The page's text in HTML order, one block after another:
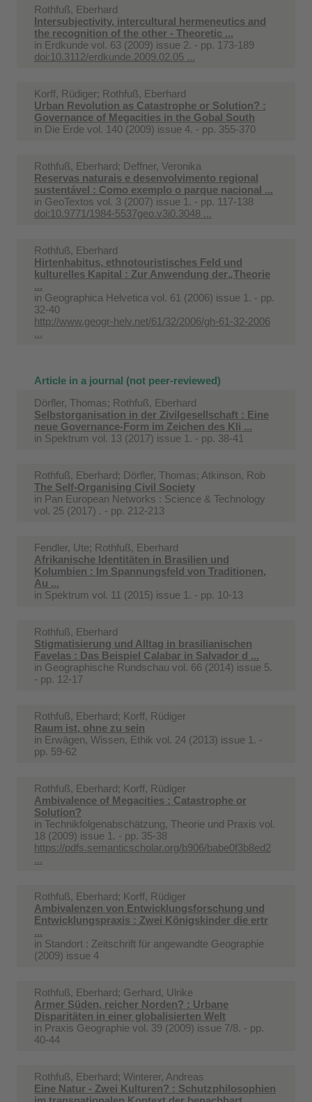
Rothfuß, Eberhard
Intersubjectivity, intercultural hermeneutics and
the recognition of the other - Theoretic ...
in Erdkunde vol. 63 (2009) issue 2. - pp. 173-189
doi:10.3112/erdkunde.2009.02.05 ...
Korff, Rüdiger; Rothfuß, Eberhard
Urban Revolution as Catastrophe or Solution? :
Governance of Megacities in the Gobal South
in Die Erde vol. 140 (2009) issue 4. - pp. 355-370
Rothfuß, Eberhard; Deffner, Veronika
Reservas naturais e desenvolvimento regional
sustentável : Como exemplo o parque nacional ...
in GeoTextos vol. 3 (2007) issue 1. - pp. 117-138
doi:10.9771/1984-5537geo.v3i0.3048 ...
Rothfuß, Eberhard
Hirtenhabitus, ethnotouristisches Feld und
kulturelles Kapital : Zur Anwendung der„Theorie
...
in Geographica Helvetica vol. 61 (2006) issue 1. - pp.
32-40
http://www.geogr-helv.net/61/32/2006/gh-61-32-2006
...
Article in a journal (not peer-reviewed)
Dörfler, Thomas; Rothfuß, Eberhard
Selbstorganisation in der Zivilgesellschaft : Eine
neue Governance-Form im Zeichen des Kli ...
in Spektrum vol. 13 (2017) issue 1. - pp. 38-41
Rothfuß, Eberhard; Dörfler, Thomas; Atkinson, Rob
The Self-Organising Civil Society
in Pan European Networks : Science & Technology
vol. 25 (2017) . - pp. 212-213
Fendler, Ute; Rothfuß, Eberhard
Afrikanische Identitäten in Brasilien und
Kolumbien : Im Spannungsfeld von Traditionen,
Au ...
in Spektrum vol. 11 (2015) issue 1. - pp. 10-13
Rothfuß, Eberhard
Stigmatisierung und Alltag in brasilianischen
Favelas : Das Beispiel Calabar in Salvador d ...
in Geographische Rundschau vol. 66 (2014) issue 5.
- pp. 12-17
Rothfuß, Eberhard; Korff, Rüdiger
Raum ist, ohne zu sein
in Erwägen, Wissen, Ethik vol. 24 (2013) issue 1. -
pp. 59-62
Rothfuß, Eberhard; Korff, Rüdiger
Ambivalence of Megacities : Catastrophe or
Solution?
in Technikfolgenabschätzung, Theorie und Praxis vol.
18 (2009) issue 1. - pp. 35-38
https://pdfs.semanticscholar.org/b906/babe0f3b8ed2
...
Rothfuß, Eberhard; Korff, Rüdiger
Ambivalenzen von Entwicklungsforschung und
Entwicklungspraxis : Zwei Königskinder die ertr
...
in Standort : Zeitschrift für angewandte Geographie
(2009) issue 4
Rothfuß, Eberhard; Gerhard, Ulrike
Armer Süden, reicher Norden? : Urbane
Disparitäten in einer globalisierten Welt
in Praxis Geographie vol. 39 (2009) issue 7/8. - pp.
40-44
Rothfuß, Eberhard; Winterer, Andreas
Eine Natur - Zwei Kulturen? : Schutzphilosophien